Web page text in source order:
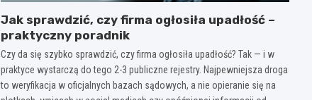
Jak sprawdzić, czy firma ogłosiła upadłość –
praktyczny poradnik
Czy da się szybko sprawdzić, czy firma ogłosiła upadłość? Tak — i w
praktyce wystarczą do tego 2-3 publiczne rejestry. Najpewniejsza droga
to weryfikacja w oficjalnych bazach sądowych, a nie opieranie się na